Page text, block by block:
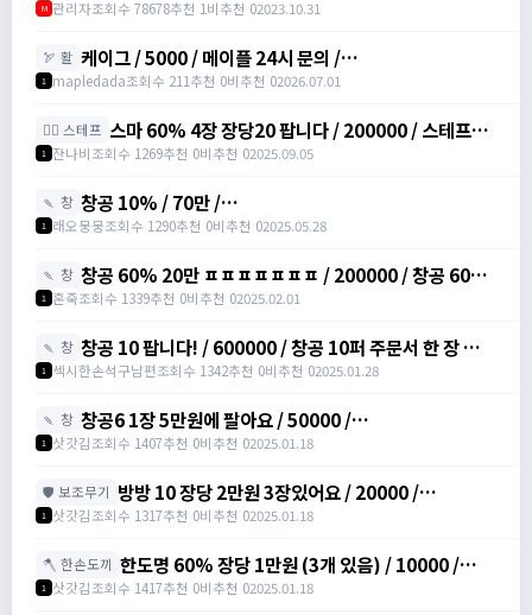
M 관리자조회수 78678추천 1비추천 02023.10.31
🏹 활 케이그 / 5000 / 메이플 24시 문의 /
https://www.maplehub.co.kr/
1 mapledada조회수 211추천 0비추천 02026.07.01
🧚‍♂️ 스테프 스마 60% 4장 장당20 팝니다 / 200000 / 스테프마
력주문서 /
1 잔나비조회수 1269추천 0비추천 02025.09.05
🍡 창 창공 10% / 70만 /
https://open.kakao.com/o/siHZkGyh
1 래오뭉뭉조회수 1290추천 0비추천 02025.05.28
🍡 창 창공 60% 20만 ㅍㅍㅍㅍㅍㅍㅍ / 200000 / 창공 60%
팝니다 20만이용 /
1 혼죽조회수 1339추천 0비추천 02025.02.01
🍡 창 창공 10 팝니다! / 600000 / 창공 10퍼 주문서 한 장 합니
다 / https://open.kakao.com/o/srgUnZch
1 섹시한손석구남편조회수 1342추천 0비추천 02025.01.28
🍡 창 창공6 1장 5만원에 팔아요 / 50000 /
https://open.kakao.com/o/szVItdbh
1 삿갓김조회수 1407추천 0비추천 02025.01.18
🛡️ 보조무기 방방 10 장당 2만원 3장있어요 / 20000 /
https://open.kakao.com/o/szVItdbh
1 삿갓김조회수 1317추천 0비추천 02025.01.18
🪓 한손도끼 한도명 60% 장당 1만원 (3개 있음) / 10000 /
https://open.kakao.com/o/szVItdbh
1 삿갓김조회수 1417추천 0비추천 02025.01.18